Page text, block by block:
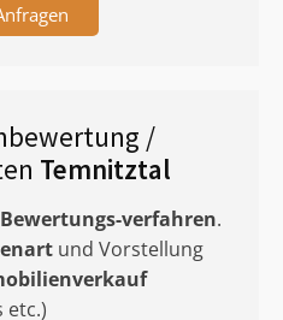
/
Temnitztal
Bewertungs-verfahren.
und Vorstellung
etc.)